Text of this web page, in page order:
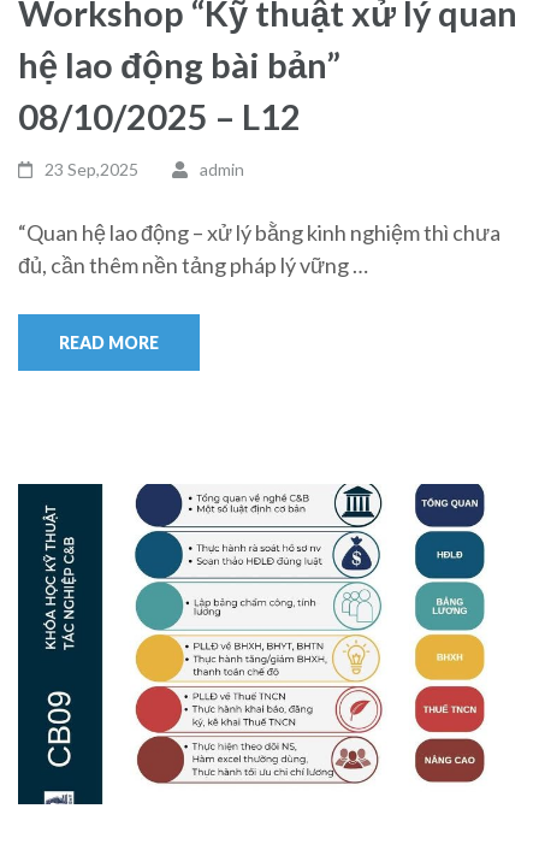
Workshop “Kỹ thuật xử lý quan
hệ lao động bài bản”
08/10/2025 – L12
23 Sep,2025 admin
“Quan hệ lao động – xử lý bằng kinh nghiệm thì chưa
đủ, cần thêm nền tảng pháp lý vững …
READ MORE